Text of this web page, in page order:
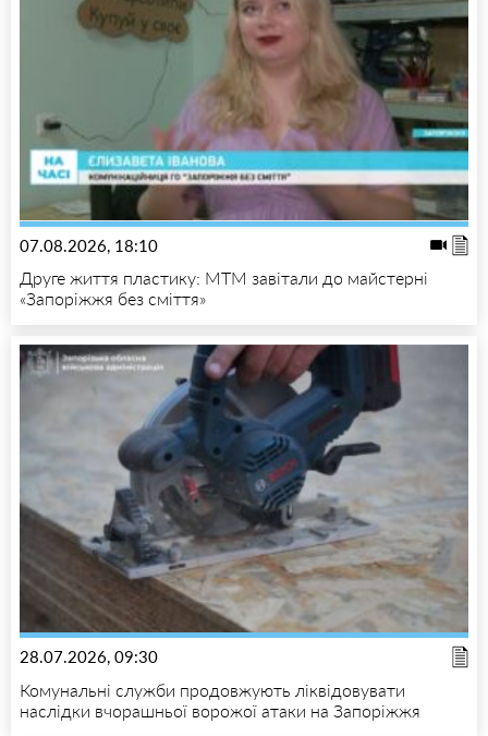
07.08.2026, 18:10
Друге життя пластику: МТМ завітали до майстерні
«Запоріжжя без сміття»
28.07.2026, 09:30
Комунальні служби продовжують ліквідовувати
наслідки вчорашньої ворожої атаки на Запоріжжя